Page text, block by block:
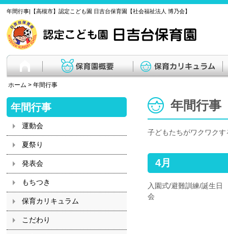
年間行事|【高槻市】認定こども園 日吉台保育園【社会福祉法人 博乃会】
ホーム > 年間行事
年間行事
子どもたちがワクワク
4月
入園式/避難訓練/誕生日
会
年間行事
運動会
夏祭り
発表会
もちつき
保育カリキュラム
こだわり